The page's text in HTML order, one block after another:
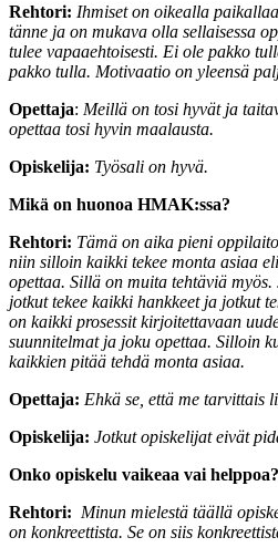
Rehtori: Ihmiset on oikealla
tänne ja on mukava olla sellaisessa
tulee vapaaehtoisesti. Ei ole pakko
pakko tulla. Motivaatio on yleensä
Opettaja: Meillä on tosi hyvät ja
opettaa tosi hyvin maalausta.
Opiskelija: Työsali on hyvä.
Mikä on huonoa HMAK:ssa?
Rehtori: Tämä on aika pieni
niin silloin kaikki tekee monta asiaa
opettaa. Sillä on muita tehtäviä
jotkut tekee kaikki hankkeet ja jotkut
on kaikki prosessit kirjoitettavaan
suunnitelmat ja joku opettaa. Silloin
kaikkien pitää tehdä monta asiaa.
Opettaja: Ehkä se, että me tarvittais
Opiskelija: Jotkut opiskelijat eivät
Onko opiskelu vaikeaa vai helppoa?
Rehtori: Minun mielestä täällä
on konkreettista. Se on siis